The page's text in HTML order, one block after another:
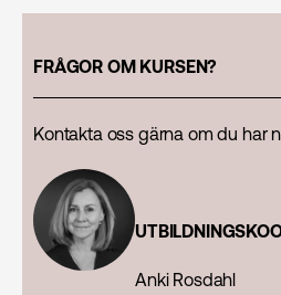
FRÅGOR OM KURSEN?
Kontakta oss gärna om du har
Anki Rosdahl